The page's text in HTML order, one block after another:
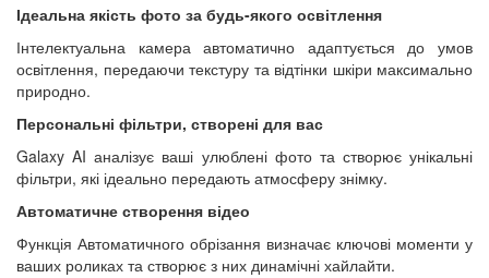
Ідеальна якість фото за будь-якого освітлення
Інтелектуальна камера автоматично адаптується до умов
освітлення, передаючи текстуру та відтінки шкіри максимально
природно.
Персональні фільтри, створені для вас
Galaxy AI аналізує ваші улюблені фото та створює унікальні
фільтри, які ідеально передають атмосферу знімку.
Автоматичне створення відео
Функція Автоматичного обрізання визначає ключові моменти у
ваших роликах та створює з них динамічні хайлайти.